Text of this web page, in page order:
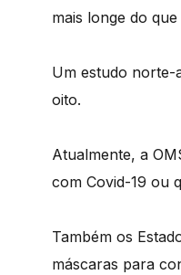
mais longe do
Um estudo norte-
oito.
Atualmente, a
com Covid-19 ou
Também os
máscaras para